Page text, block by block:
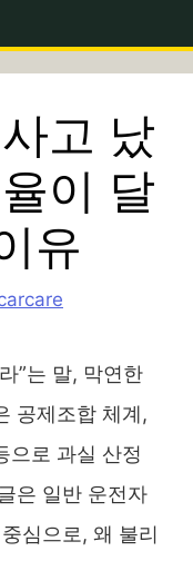
고 났
이 달
유
”는 말, 막연한
공제조합 체계,
으로 과실 산정
은 일반 운전자
심으로, 왜 불리